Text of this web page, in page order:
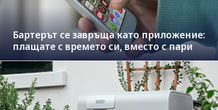
Бартерът се завръща като приложение:
плащате с времето си, вместо с пари